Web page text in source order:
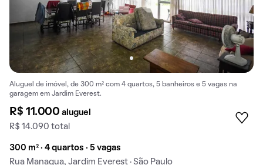
Aluguel de imóvel, de 300 m² com 4 quartos, 5 banheiros e 5 vagas na
garagem em Jardim Everest.
R$ 11.000aluguel
R$ 14.090 total
300 m² · 4 quartos · 5 vagas
Rua Managua, Jardim Everest · São Paulo